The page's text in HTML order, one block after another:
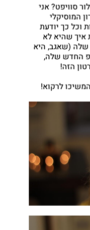
סוויפט? אני
המוסיקלי
וכל כך יודעת
איך שהיא לא
(שאגב, היא
החדש שלה,
הזה!
לרקוא!